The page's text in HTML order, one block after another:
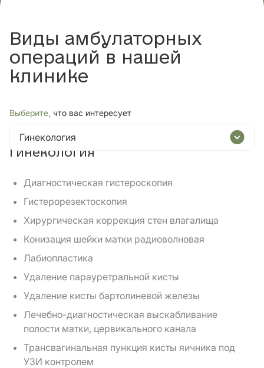
Виды амбулаторных
операций в нашей
клинике
Выберите, что вас интересует
Гинекология
Гинекология
Диагностическая гистероскопия
Гистерорезектоскопия
Хирургическая коррекция стен влагалища
Конизация шейки матки радиоволновая
Лабиопластика
Удаление парауретральной кисты
Удаление кисты бартолиневой железы
Лечебно-диагностическая выскабливание
полости матки, цервикального канала
Трансвагинальная пункция кисты яичника под
УЗИ контролем